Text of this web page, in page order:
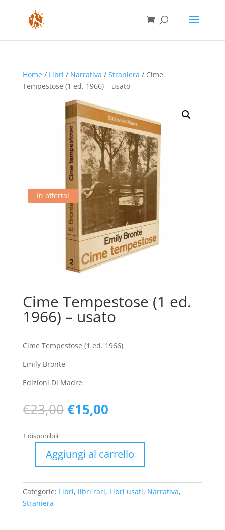
Home/ Libri / Narrativa / Straniera / Cime
Tempestose (1 ed. 1966) – usato
In offerta!
Cime Tempestose (1 ed.
1966) – usato
Cime Tempestose (1 ed. 1966)
Emily Bronte
Edizioni Di Madre
€23,00 Il
prezzo
era:
€23,00.
€15,00Il
è:
€15,00.
1 disponibili
(1
ed.
1966)
Aggiungi al carrello
Categorie: Libri, libri rari, Libri usati, Narrativa,
Straniera